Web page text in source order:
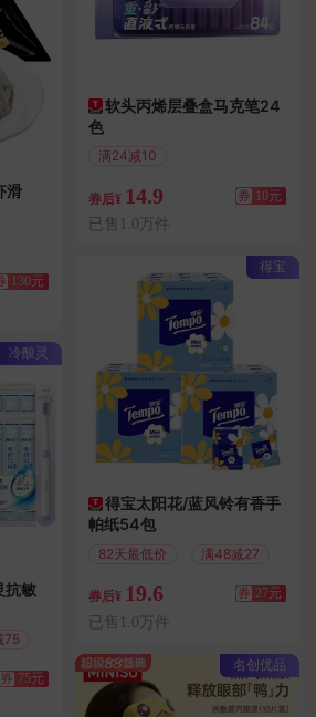
滑
130元
冷酸灵
抗敏
75
券 75元
软头丙烯层叠盒马克笔24
色
满24减10
券后¥ 14.9 券 10元
已售1.0万件
得宝
得宝太阳花/蓝风铃有香手
帕纸54包
82天最低价 满48减27
券后¥ 19.6 券 27元
已售1.0万件
名创优品